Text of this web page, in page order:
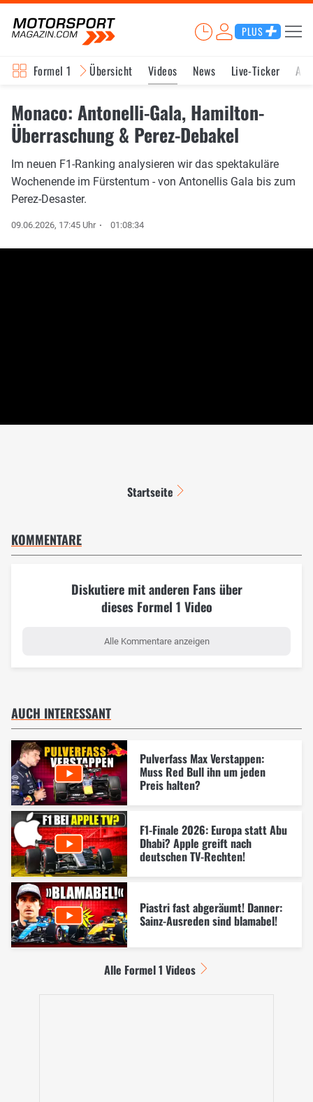
PLUS
Formel 1 Übersicht Videos News Live-Ticker
Monaco: Antonelli-Gala, Hamilton-
Überraschung & Perez-Debakel
Im neuen F1-Ranking analysieren wir das spektakuläre
Wochenende im Fürstentum - von Antonellis Gala bis zum
Perez-Desaster.
09.06.2026, 17:45 Uhr 01:08:34
Startseite
KOMMENTARE
Diskutiere mit anderen Fans über
dieses Formel 1 Video
Alle Kommentare anzeigen
AUCH INTERESSANT
Pulverfass Max Verstappen:
Muss Red Bull ihn um jeden
Preis halten?
F1-Finale 2026: Europa statt Abu
Dhabi? Apple greift nach
deutschen TV-Rechten!
Piastri fast abgeräumt! Danner:
Sainz-Ausreden sind blamabel!
Alle Formel 1 Videos